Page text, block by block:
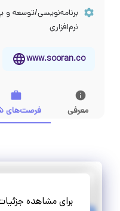
برنامه‌نویسی/توسعه و
نرم‌افزاری
www.sooran.co
معرفی فرصت‌های
برای مشاهده